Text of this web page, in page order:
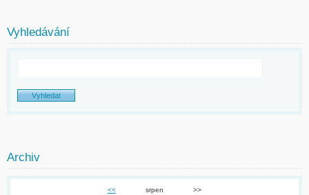
Vyhledávání
Archiv
<< srpen
>>